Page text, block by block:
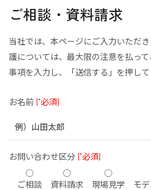
ご相談・資料請求
当社では、本ページにご入力いただ
護については、最大限の注意を払って
事項を入力し、「送信する」を押して
お名前 [*必須]
お問い合わせ区分 [*必須]
ご相談 資料請求 現場見学 モ